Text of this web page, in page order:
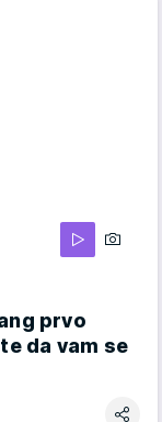
prvo
da vam se